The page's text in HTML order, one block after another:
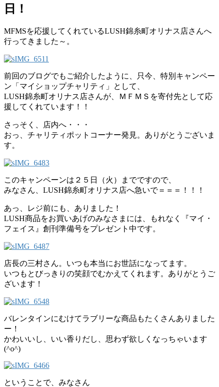
日！
MFMSを応援してくれているLUSH錦糸町オリナス店さんへ
行ってきました～。
前回のブログでもご紹介したように、只今、特別キャンペー
ン「マイショップチャリティ」として、
LUSH錦糸町オリナス店さんが、ＭＦＭＳを寄付先として応
援してくれています！！
さっそく、店内へ・・・
おっ、チャリティポットコーナー発見。ありがとうございま
す。
このキャンペーンは２５日（火）までですので、
みなさん、LUSH錦糸町オリナス店へ急いで＝＝＝！！！
あっ、レジ前にも、ありました！
LUSH商品をお買いあげのみなさまには、もれなく『マイ・
フェイス』創刊準備号をプレゼント中です。
店長の三村さん。いつも本当にお世話になってます。
いつもとびっきりの笑顔でむかえてくれます。ありがとうご
ざいます！
バレンタインにむけてラブリーな商品もたくさんありました
ー！
かわいいし、いい香りだし、思わず欲しくなっちゃいます
(^o^)
ということで、みなさん